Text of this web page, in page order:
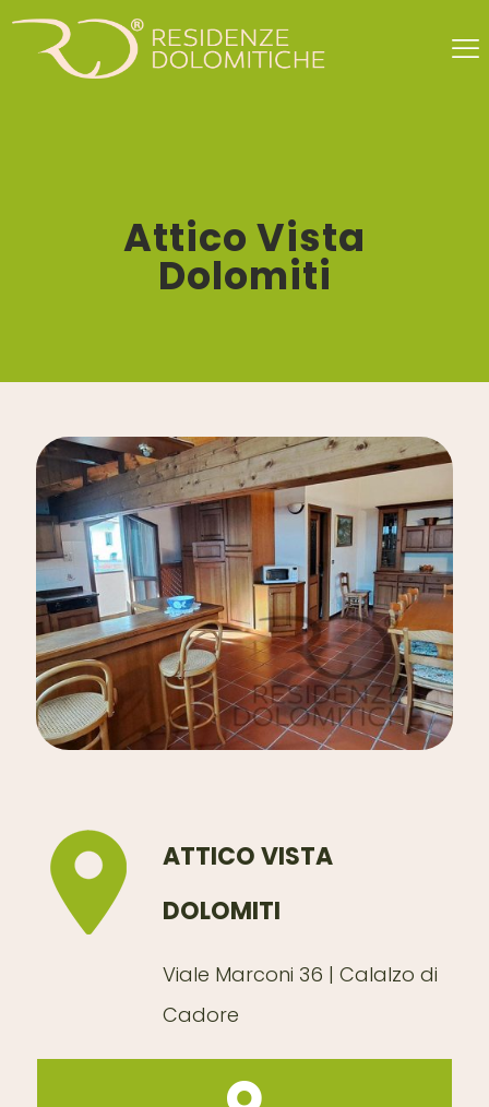
Attico Vista
Dolomiti
ATTICO VISTA
DOLOMITI
Viale Marconi 36 | Calalzo di
Cadore